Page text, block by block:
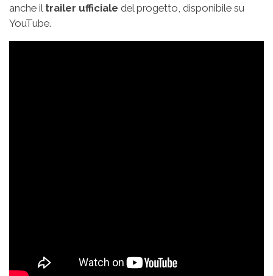
anche il trailer ufficiale del progetto, disponibile su
YouTube.